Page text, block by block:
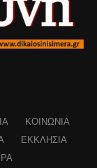
ΚΟΙΝΩΝΊΑ
ΕΚΚΛΗΣΊΑ